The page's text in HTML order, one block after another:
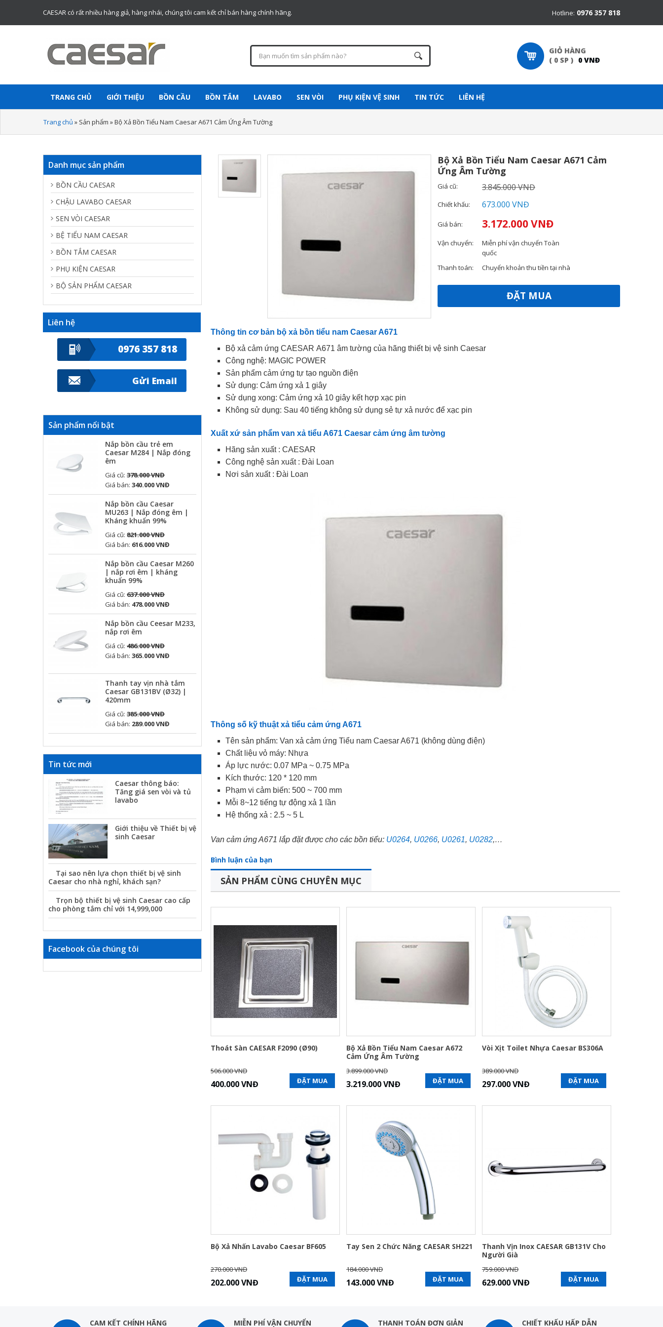
CAESAR có rất nhiều hàng giả, hàng nhái, chúng tôi cam kết chỉ bán hàng chính hãng. Hotline: 0976 357 818
Caesar chính hãng.
GIỎ HÀNG
0 VNĐ
( 0 SP )
TRANG CHỦ GIỚI THIỆU BỒN CẦU BỒN TẮM LAVABO SEN VÒI PHỤ KIỆN VỆ SINH TIN TỨC LIÊN HỆ
Trang chủ » Sản phẩm »Bộ Xả Bồn Tiểu Nam Caesar A671 Cảm Ứng Âm Tường
Bộ Xả Bồn Tiểu Nam Caesar A671 Cảm
Ứng Âm Tường
Giá cũ: 3.845.000 VNĐ
Chiết khấu: 673.000 VNĐ
Giá bán: 3.172.000 VNĐ
Vận chuyển:
Miễn phí vận chuyển Toàn
quốc
Thanh toán:
Chuyển khoản thu tiền tại nhà
ĐẶT MUA
Thông tin cơ bản bộ xả bồn tiểu nam Caesar A671
Bộ xả cảm ứng CAESAR A671 âm tường của hãng thiết bị vệ sinh Caesar
Công nghệ: MAGIC POWER
Sản phẩm cảm ứng tự tạo nguồn điện
Sử dụng: Cảm ứng xả 1 giây
Sử dụng xong: Cảm ứng xả 10 giây kết hợp xạc pin
Không sử dụng: Sau 40 tiếng không sử dụng sẻ tự xả nước để xạc pin
Xuất xứ sản phẩm van xả tiểu A671 Caesar cảm ứng âm tường
Hãng sản xuất : CAESAR
Công nghệ sản xuất : Đài Loan
Nơi sản xuất : Đài Loan
Thông số kỹ thuật xả tiểu cảm ứng A671
Tên sản phẩm: Van xả cảm ứng Tiểu nam Caesar A671 (không dùng điện)
Chất liệu vỏ máy: Nhựa
Áp lực nước: 0.07 MPa ~ 0.75 MPa
Kích thước: 120 * 120 mm
Phạm vi cảm biến: 500 ~ 700 mm
Mỗi 8~12 tiếng tự động xả 1 lần
Hệ thống xả : 2.5 ~ 5 L
Van cảm ứng A671 lắp đặt được cho các bồn tiểu: U0264, U0266, U0261, U0282,…
Bình luận của bạn
SẢN PHẨM CÙNG CHUYÊN MỤC
Thoát Sàn CAESAR F2090 (Ø90)
506.000 VNĐ
400.000 VNĐ ĐẶT MUA
Bộ Xả Bồn Tiểu Nam Caesar A672
Cảm Ứng Âm Tường
3.899.000 VNĐ
3.219.000 VNĐ ĐẶT MUA
Vòi Xịt Toilet Nhựa Caesar BS306A
389.000 VNĐ
297.000 VNĐ ĐẶT MUA
Bộ Xả Nhấn Lavabo Caesar BF605
270.000 VNĐ
202.000 VNĐ ĐẶT MUA
Tay Sen 2 Chức Năng CAESAR SH221
184.000 VNĐ
143.000 VNĐ ĐẶT MUA
Thanh Vịn Inox CAESAR GB131V Cho
Người Già
759.000 VNĐ
629.000 VNĐ ĐẶT MUA
Danh mục sản phẩm
BỒN CẦU CAESAR
CHẬU LAVABO CAESAR
SEN VÒI CAESAR
BỆ TIỂU NAM CAESAR
BỒN TẮM CAESAR
PHỤ KIỆN CAESAR
BỘ SẢN PHẨM CAESAR
Liên hệ
0976 357 818
Gửi Email
Sản phẩm nổi bật
Nắp bồn cầu trẻ em
Caesar M284 | Nắp đóng
êm
Giá cũ: 378.000 VNĐ
Giá bán: 340.000 VNĐ
Nắp bồn cầu Caesar
MU263 | Nắp đóng êm |
Kháng khuẩn 99%
Giá cũ: 821.000 VNĐ
Giá bán: 616.000 VNĐ
Nắp bồn cầu Caesar M260
| nắp rơi êm | kháng
khuẩn 99%
Giá cũ: 637.000 VNĐ
Giá bán: 478.000 VNĐ
Nắp bồn cầu Ceesar M233,
nắp rơi êm
Giá cũ: 486.000 VNĐ
Giá bán: 365.000 VNĐ
Thanh tay vịn nhà tắm
Caesar GB131BV (Ø32) |
420mm
Giá cũ: 385.000 VNĐ
Giá bán: 289.000 VNĐ
Tin tức mới
Caesar thông báo:
Tăng giá sen vòi và tủ
lavabo
Giới thiệu về Thiết bị vệ
sinh Caesar
Tại sao nên lựa chọn thiết bị vệ sinh
Caesar cho nhà nghỉ, khách sạn?
Trọn bộ thiết bị vệ sinh Caesar cao cấp
cho phòng tắm chỉ với 14,999,000
Facebook của chúng tôi
CAM KẾT CHÍNH HÃNG MIỄN PHÍ VẬN CHUYỂN THANH TOÁN ĐƠN GIẢN CHIẾT KHẤU HẤP DẪN